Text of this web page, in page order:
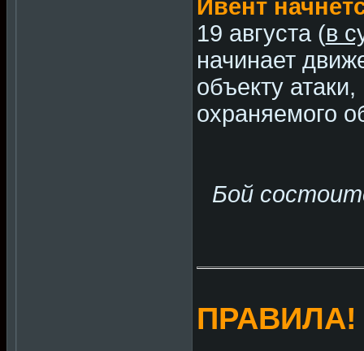
Ивент
19 августа (в
начинает
объекту
охраняемого
Бой
ПРАВИЛА!